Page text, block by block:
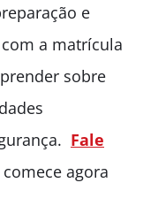
e
a matrícula
sobre
Fale
comece agora